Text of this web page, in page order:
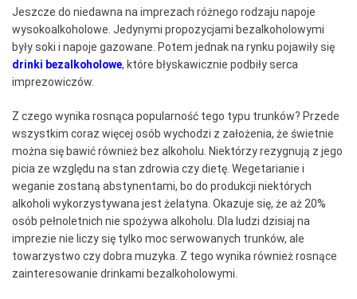
Jeszcze do niedawna na imprezach różnego rodzaju napoje
wysokoalkoholowe. Jedynymi propozycjami bezalkoholowymi
były soki i napoje gazowane. Potem jednak na rynku pojawiły się
drinki bezalkoholowe, które błyskawicznie podbiły serca
imprezowiczów.
Z czego wynika rosnąca popularność tego typu trunków? Przede
wszystkim coraz więcej osób wychodzi z założenia, że świetnie
można się bawić również bez alkoholu. Niektórzy rezygnują z jego
picia ze względu na stan zdrowia czy dietę. Wegetarianie i
weganie zostaną abstynentami, bo do produkcji niektórych
alkoholi wykorzystywana jest żelatyna. Okazuje się, że aż 20%
osób pełnoletnich nie spożywa alkoholu. Dla ludzi dzisiaj na
imprezie nie liczy się tylko moc serwowanych trunków, ale
towarzystwo czy dobra muzyka. Z tego wynika również rosnące
zainteresowanie drinkami bezalkoholowymi.